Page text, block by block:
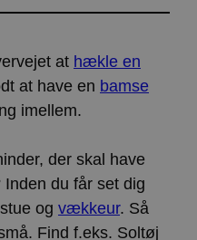
at hækle en
at have en bamse
imellem.
der skal have
Inden du får set dig
og vækkeur. Så
Find f.eks. Soltøj